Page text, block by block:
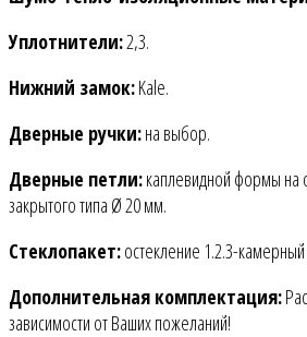
Уплотнители:2,3.
Нижний замок:Kale.
Дверные ручки:на выбор.
Дверные петли:каплевидной формы
закрытого типа Ø 20 мм.
Стеклопакет:остекление 1.2.3-камерный
Дополнительная комплектация:
зависимости от Ваших пожеланий!